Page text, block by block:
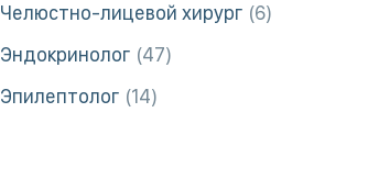
Челюстно-лицевой хирург 6
Эндокринолог 47
Эпилептолог 14